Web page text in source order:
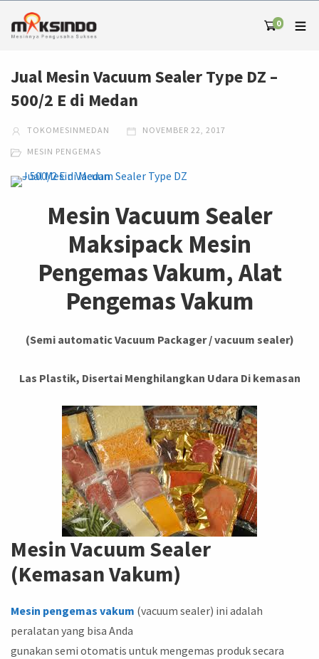
0
Jual Mesin Vacuum Sealer Type DZ –
500/2 E di Medan
TOKOMESINMEDAN NOVEMBER 22, 2017
MESIN PENGEMAS
Mesin Vacuum Sealer
Maksipack Mesin
Pengemas Vakum, Alat
Pengemas Vakum
(Semi automatic Vacuum Packager / vacuum sealer)
Las Plastik, Disertai Menghilangkan Udara Di kemasan
Mesin Vacuum Sealer
(Kemasan Vakum)
Mesin pengemas vakum (vacuum sealer) ini adalah
peralatan yang bisa Anda
gunakan semi otomatis untuk mengemas produk secara